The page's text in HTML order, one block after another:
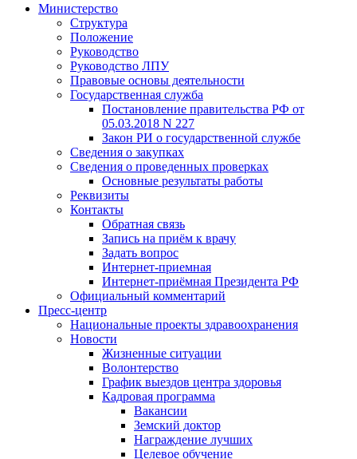
Министерство
Структура
Положение
Руководство
Руководство ЛПУ
Правовые основы деятельности
Государственная служба
Постановление правительства РФ от
05.03.2018 N 227
Закон РИ о государственной службе
Сведения о закупках
Сведения о проведенных проверках
Основные результаты работы
Реквизиты
Контакты
Обратная связь
Запись на приём к врачу
Задать вопрос
Интернет-приемная
Интернет-приёмная Президента РФ
Официальный комментарий
Пресс-центр
Национальные проекты здравоохранения
Новости
Жизненные ситуации
Волонтерство
График выездов центра здоровья
Кадровая программа
Вакансии
Земский доктор
Награждение лучших
Целевое обучение